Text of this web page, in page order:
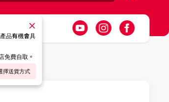
品有機會具
免費自取。
擇送貨方式